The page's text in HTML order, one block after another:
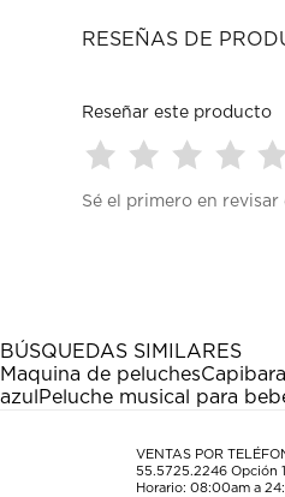
RESEÑAS DE
Reseñar este producto
para
estrella
Esta
acción
abrirá
formulario
para
estrellas.
Esta
acción
abrirá
formulario
de
para
estrellas.
Esta
acción
abrirá
formulario
de
para
estrellas.
Esta
acción
abrirá
de
de
Sé el primero en
BÚSQUEDAS SIMILARES
Maquina de peluches
azul Peluche musical para
VENTAS POR
55.5725.2246 Opción
Horario: 08:00am a